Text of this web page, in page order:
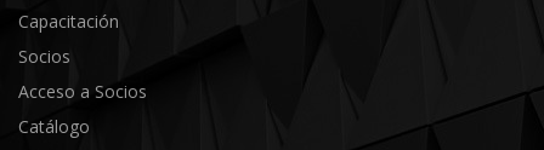
Capacitación
Socios
Acceso a Socios
Catálogo